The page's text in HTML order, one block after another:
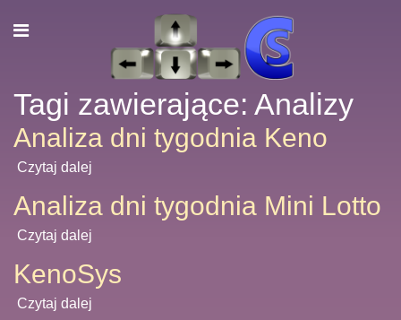
Tagi zawierające: Analizy
Analiza dni tygodnia Keno
Czytaj dalej
Analiza dni tygodnia Mini Lotto
Czytaj dalej
KenoSys
Czytaj dalej